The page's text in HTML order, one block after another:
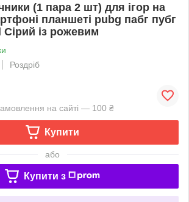
(1 пара 2 шт) для ігор на
планшеті pubg пабг пубг
із рожевим
Роздріб
на сайті — 100 ₴
Купити
або
Купити з